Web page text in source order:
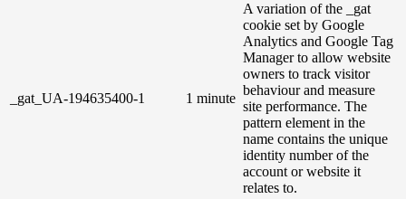
_gat_UA-194635400-1 1 minute
A variation of the _gat
cookie set by Google
Analytics and Google Tag
Manager to allow website
owners to track visitor
behaviour and measure
site performance. The
pattern element in the
name contains the unique
identity number of the
account or website it
relates to.